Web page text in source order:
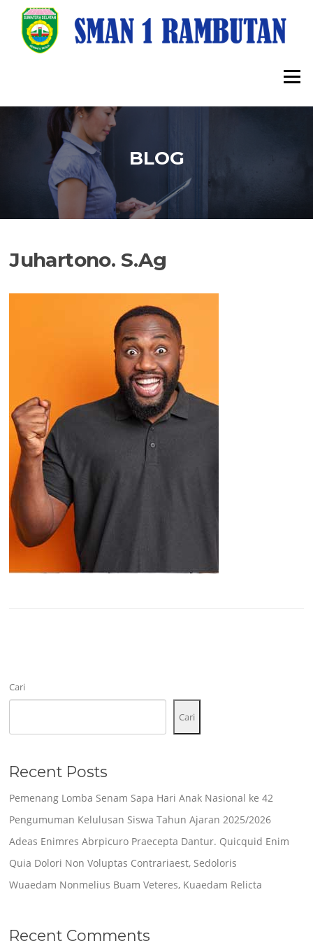
Lompat
konten
Menu
BLOG
Juhartono. S.Ag
Cari
Cari
Recent Posts
Pemenang Lomba Senam Sapa Hari Anak Nasional ke 42
Pengumuman Kelulusan Siswa Tahun Ajaran 2025/2026
Adeas Enimres Abrpicuro Praecepta Dantur. Quicquid Enim
Quia Dolori Non Voluptas Contrariaest, Sedoloris
Wuaedam Nonmelius Buam Veteres, Kuaedam Relicta
Recent Comments